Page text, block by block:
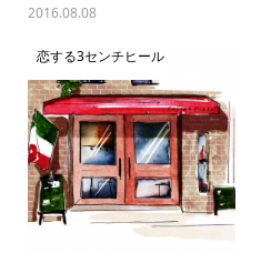
2016.08.08
恋する3センチヒール